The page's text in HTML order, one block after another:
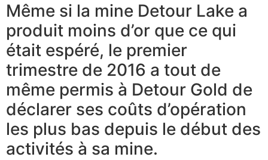
Même si la mine Detour Lake a
produit moins d’or que ce qui
était espéré, le premier
trimestre de 2016 a tout de
même permis à Detour Gold de
déclarer ses coûts d’opération
les plus bas depuis le début des
activités à sa mine.